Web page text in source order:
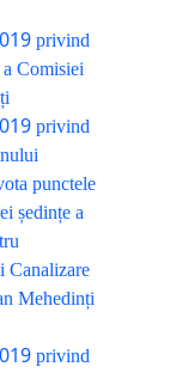
privind
Comisiei
privind
punctele
ședințe a
Canalizare
Mehedinți
privind